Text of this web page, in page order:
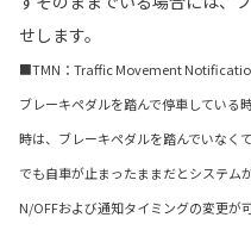
せします。
■TMN：Traffic Movement
ブレーキペダルを踏んで停車している
時は、ブレーキペダルを踏んでいな
でも自車が止まったままだとシステム
N/OFFおよび通知タイミングの変更が